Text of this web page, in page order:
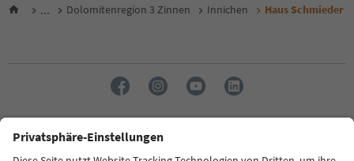
... Dolomitenregion 3 Zinnen Innichen Haus Schmieder
Sprache: Deutsch